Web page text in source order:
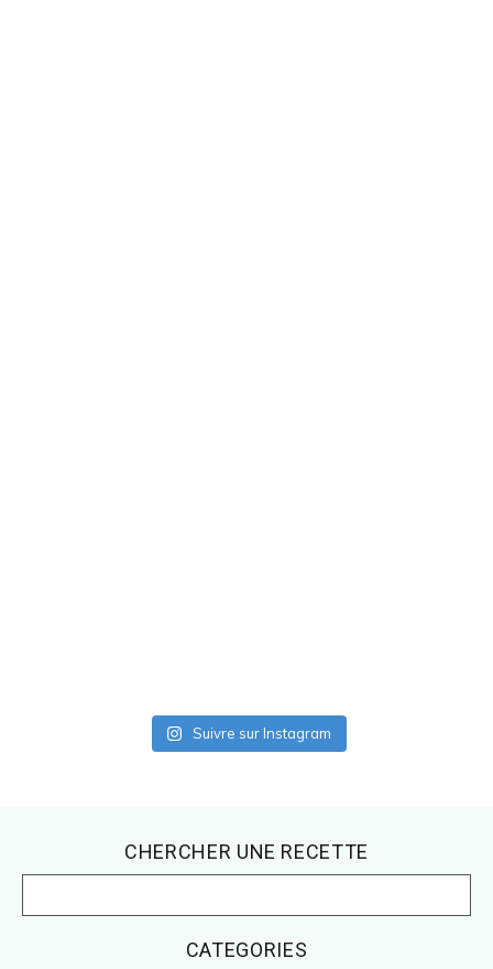
Suivre sur Instagram
CHERCHER UNE RECETTE
CATEGORIES